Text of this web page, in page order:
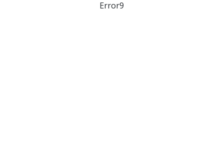
Error9